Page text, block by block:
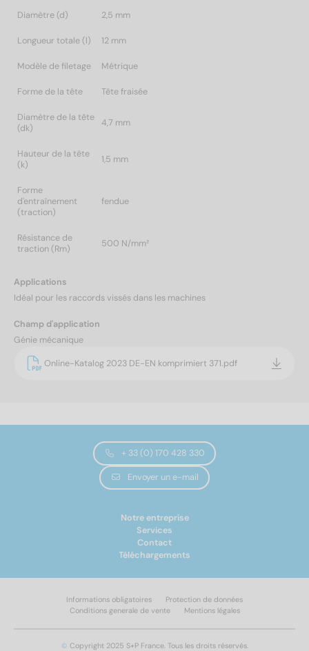
Diamètre (d) 2,5 mm
Longueur totale (l) 12 mm
Modèle de filetage Métrique
Forme de la tête Tête fraisée
Diamètre de la tête
(dk)
4,7 mm
Hauteur de la tête
(k)
1,5 mm
Forme
d'entraînement
(traction)
fendue
Résistance de
traction (Rm)
500 N/mm²
Applications
Idéal pour les raccords vissés dans les machines
Champ d'application
Génie mécanique
Online-Katalog 2023 DE-EN komprimiert 371.pdf
+ 33 (0) 170 428 330
Envoyer un e-mail
Notre entreprise
Services
Contact
Téléchargements
© Copyright 2025 S+P France. Tous les droits réservés.
Informations obligatoires
Protection de données
Conditions generale de vente
Mentions légales